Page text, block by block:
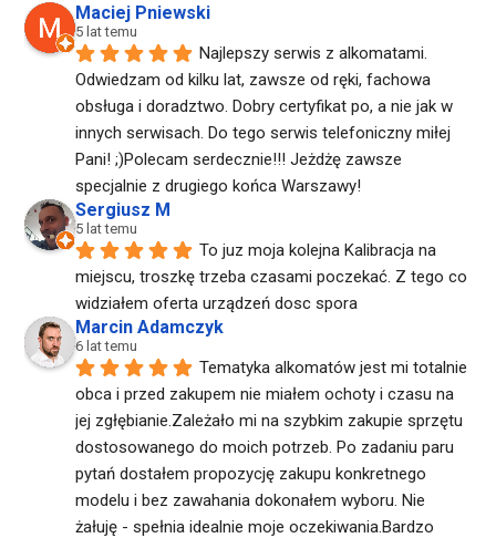
Maciej Pniewski
5 lat temu
Najlepszy serwis z alkomatami.
Odwiedzam od kilku lat, zawsze od ręki, fachowa
obsługa i doradztwo. Dobry certyfikat po, a nie jak w
innych serwisach. Do tego serwis telefoniczny miłej
Pani! ;)Polecam serdecznie!!! Jeżdżę zawsze
specjalnie z drugiego końca Warszawy!
Sergiusz M
5 lat temu
To juz moja kolejna Kalibracja na
miejscu, troszkę trzeba czasami poczekać. Z tego co
widziałem oferta urządzeń dosc spora
Marcin Adamczyk
6 lat temu
Tematyka alkomatów jest mi totalnie
obca i przed zakupem nie miałem ochoty i czasu na
jej zgłębianie.Zależało mi na szybkim zakupie sprzętu
dostosowanego do moich potrzeb. Po zadaniu paru
pytań dostałem propozycję zakupu konkretnego
modelu i bez zawahania dokonałem wyboru. Nie
żałuję - spełnia idealnie moje oczekiwania.Bardzo